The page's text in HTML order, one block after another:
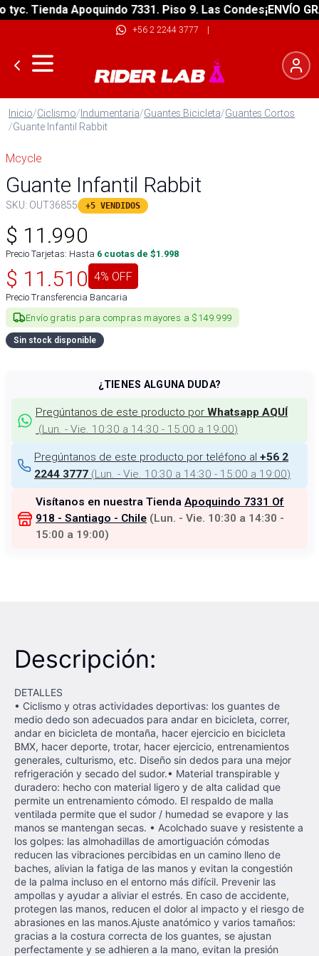
Tienda Apoquindo 7331. Piso 9. Las Condes¡ENVÍO
+56 2 2244 3777 |
Inicio/Ciclismo/Indumentaria/Guantes Bicicleta/Guantes Cortos
/Guante Infantil Rabbit
Mcycle
Guante Infantil Rabbit
SKU: OUT36855 +5 VENDIDOS
$ 11.990
Precio Tarjetas: Hasta 6 cuotas de $1.998
$ 11.510 4% OFF
Precio Transferencia Bancaria
Envío gratis para compras mayores a $149.999
Sin stock disponible
¿TIENES ALGUNA DUDA?
Pregúntanos de este producto por Whatsapp AQUÍ
(Lun. - Vie. 10:30 a 14:30 - 15:00 a 19:00)
Pregúntanos de este producto por teléfono al +56 2
2244 3777 (Lun. - Vie. 10:30 a 14:30 - 15:00 a 19:00)
Visítanos en nuestra Tienda Apoquindo 7331 Of
918 - Santiago - Chile (Lun. - Vie. 10:30 a 14:30 -
15:00 a 19:00)
Descripción:
DETALLES
• Ciclismo y otras actividades deportivas: los guantes de
medio dedo son adecuados para andar en bicicleta, correr,
andar en bicicleta de montaña, hacer ejercicio en bicicleta
BMX, hacer deporte, trotar, hacer ejercicio, entrenamientos
generales, culturismo, etc. Diseño sin dedos para una mejor
refrigeración y secado del sudor.• Material transpirable y
duradero: hecho con material ligero y de alta calidad que
permite un entrenamiento cómodo. El respaldo de malla
ventilada permite que el sudor / humedad se evapore y las
manos se mantengan secas. • Acolchado suave y resistente a
los golpes: las almohadillas de amortiguación cómodas
reducen las vibraciones percibidas en un camino lleno de
baches, alivian la fatiga de las manos y evitan la congestión
de la palma incluso en el entorno más difícil. Prevenir las
ampollas y ayudar a aliviar el estrés. En caso de accidente,
protegen las manos, reducen el dolor al impacto y el riesgo de
abrasiones en las manos.Ajuste anatómico y varios tamaños:
gracias a la costura correcta de los guantes, se ajustan
perfectamente y se adhieren a la mano, evitan la presión